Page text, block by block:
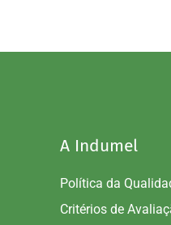
A Indumel
Política da
Critérios de